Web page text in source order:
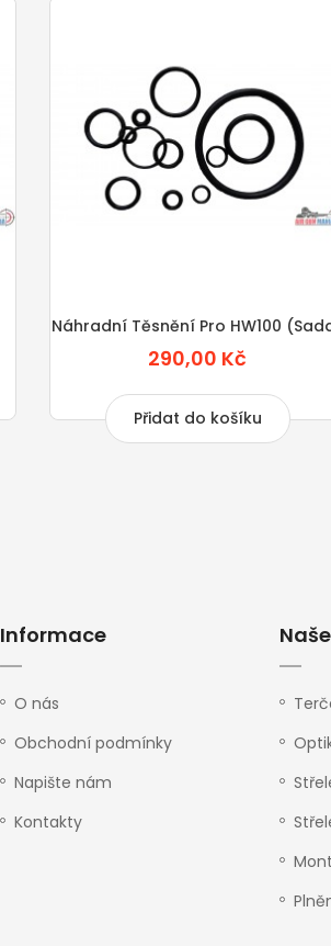
Náhradní Těsnění Pro HW100
290,00 Kč
Přidat do košíku
Informace
O nás
Obchodní podmínky
Napište nám
Kontakty